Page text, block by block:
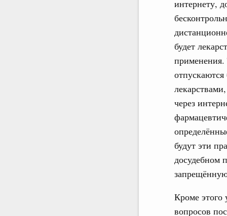
интернету,
будет
применения.
через
будут эти
досудебном
Кроме этого
вопросов